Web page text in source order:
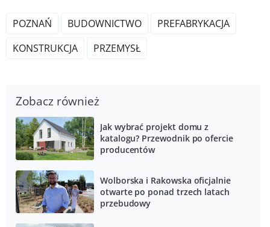
POZNAŃ BUDOWNICTWO
PREFABRYKACJA
KONSTRUKCJA
PRZEMYSŁ
Zobacz również
Jak wybrać projekt domu z
katalogu? Przewodnik po ofercie
producentów
Wolborska i Rakowska oficjalnie
otwarte po ponad trzech latach
przebudowy